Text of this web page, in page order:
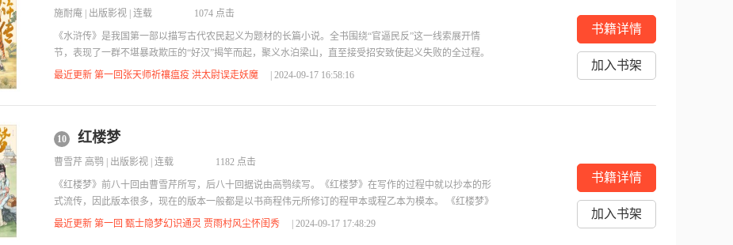
施耐庵 出版影视 | 连载 1074 点击
《水浒传》是我国第一部以描写古代农民起义为题材的长篇小说。全书围绕“官逼民反”这一线索展开情
节，表现了一群不堪暴政欺压的“好汉”揭竿而起，聚义水泊梁山，直至接受招安致使起义失败的全过程。
该书在塑造人物形象方面积累了丰富的艺术经验，作品能紧紧扣住人物的不同出身经历，通过人物自己的
善战都给人留下深刻的印象。作品同时也能够很准确地把握住人物性格与身份，社会地位，生活阅历之间
最近更新 第一回张天师祈禳瘟疫 洪太尉误走妖魔 | 2024-09-17 16:58:16
书籍详情
加入书架
10 红楼梦
曹雪芹 高鹗 出版影视 | 连载 1182 点击
《红楼梦》前八十回由曹雪芹所写，后八十回据说由高鹗续写。《红楼梦》在写作的过程中就以抄本的形
式流传，因此版本很多，现在的版本一般都是以书商程伟元所修订的程甲本或程乙本为模本。 《红楼梦》
是一部具有世界影响力的长篇巨著，同时也是举世公认的中国古典小说巅峰之作，中国封建社会的百科全
最近更新 第一回 甄士隐梦幻识通灵 贾雨村风尘怀闺秀 | 2024-09-17 17:48:29
书籍详情
加入书架